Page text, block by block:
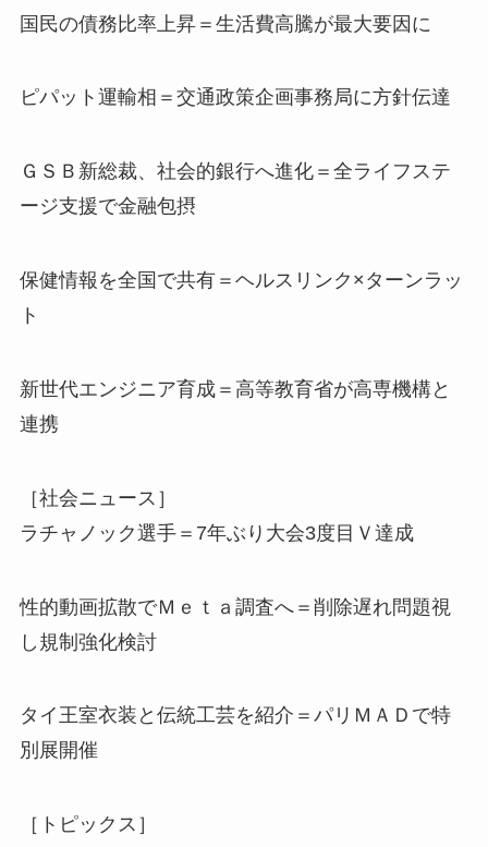
国民の債務比率上昇＝生活費高騰が最大要因に
ピパット運輸相＝交通政策企画事務局に方針伝達
ＧＳＢ新総裁、社会的銀行へ進化＝全ライフステ
ージ支援で金融包摂
保健情報を全国で共有＝ヘルスリンク×ターンラッ
ト
新世代エンジニア育成＝高等教育省が高専機構と
連携
［社会ニュース］
ラチャノック選手＝7年ぶり大会3度目Ｖ達成
性的動画拡散でＭｅｔａ調査へ＝削除遅れ問題視
し規制強化検討
タイ王室衣装と伝統工芸を紹介＝パリＭＡＤで特
別展開催
［トピックス］